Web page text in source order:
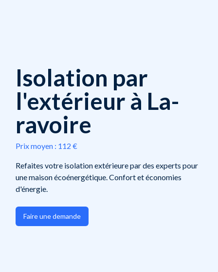
Isolation par
l'extérieur à La-
ravoire
Prix moyen : 112 €
Refaites votre isolation extérieure par des experts pour
une maison écoénergétique. Confort et économies
d'énergie.
Faire une demande